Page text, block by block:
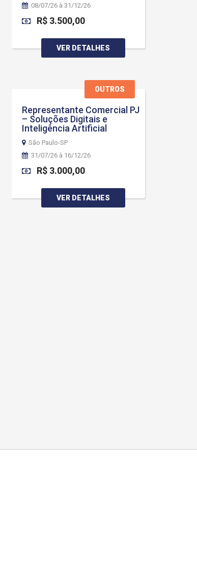
08/07/26 à 31/12/26
R$ 3.500,00
VER DETALHES
OUTROS
Representante Comercial PJ
– Soluções Digitais e
Inteligência Artificial
São Paulo-SP
31/07/26 à 16/12/26
R$ 3.000,00
VER DETALHES